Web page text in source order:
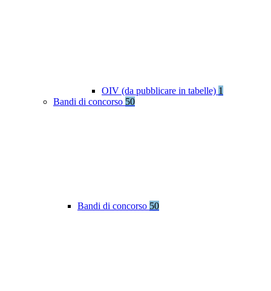
OIV (da pubblicare in tabelle) 1
Bandi di concorso 50
Bandi di concorso 50